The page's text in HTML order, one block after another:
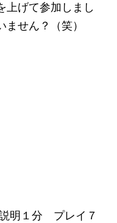
上げて参加しまし
せん？（笑）
明１分 プレイ７